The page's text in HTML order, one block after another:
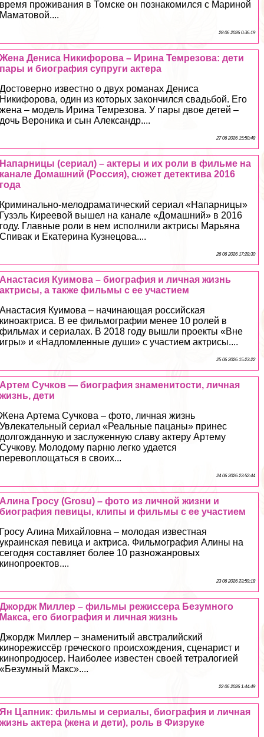
время проживания в Томске он познакомился с Мариной
Маматовой....
28 06 2026 0:36:19
Жена Дениса Никифорова – Ирина Темрезова: дети
пары и биография супруги актера
Достоверно известно о двух романах Дениса
Никифорова, один из которых закончился свадьбой. Его
жена – модель Ирина Темрезова. У пары двое детей –
дочь Вероника и сын Александр....
27 06 2026 15:50:48
Напарницы (сериал) – актеры и их роли в фильме на
канале Домашний (Россия), сюжет детектива 2016
года
Криминально-мелодраматический сериал «Напарницы»
Гузэль Киреевой вышел на канале «Домашний» в 2016
году. Главные роли в нем исполнили актрисы Марьяна
Спивак и Екатерина Кузнецова....
26 06 2026 17:28:30
Анастасия Куимова – биография и личная жизнь
актрисы, а также фильмы с ее участием
Анастасия Куимова – начинающая российская
киноактриса. В ее фильмографии менее 10 ролей в
фильмах и сериалах. В 2018 году вышли проекты «Вне
игры» и «Надломленные души» с участием актрисы....
25 06 2026 15:23:22
Артем Сучков — биография знаменитости, личная
жизнь, дети
Жена Артема Сучкова – фото, личная жизнь
Увлекательный сериал «Реальные пацаны» принес
долгожданную и заслуженную славу актеру Артему
Сучкову. Молодому парню легко удается
перевоплощаться в своих...
24 06 2026 23:52:44
Алина Гросу (Grosu) – фото из личной жизни и
биография певицы, клипы и фильмы с ее участием
Гросу Алина Михайловна – молодая известная
украинская певица и актриса. Фильмография Алины на
сегодня составляет более 10 разножанровых
кинопроектов....
23 06 2026 23:59:18
Джордж Миллер – фильмы режиссера Безумного
Макса, его биография и личная жизнь
Джордж Миллер – знаменитый австралийский
кинорежиссёр греческого происхождения, сценарист и
кинопродюсер. Наиболее известен своей тетралогией
«Безумный Макс»....
22 06 2026 1:44:49
Ян Цапник: фильмы и сериалы, биография и личная
жизнь актера (жена и дети), роль в Физруке